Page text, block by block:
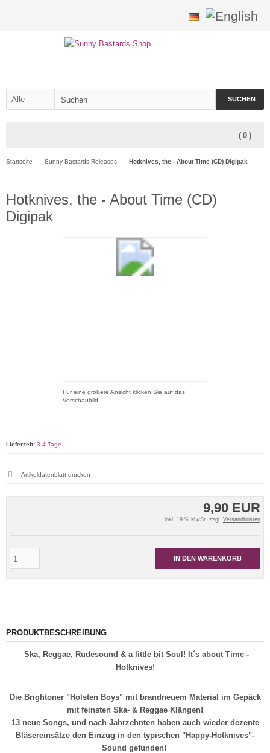
SUCHEN
( 0 )
Startseite Sunny Bastards Releases Hotknives, the - About Time (CD) Digipak
Hotknives, the - About Time (CD)
Digipak
Für eine größere Ansicht klicken Sie auf das
Vorschaubild
9,90 EUR
inkl. 19 % MwSt. zzgl. Versandkosten
IN DEN WARENKORB
Lieferzeit: 3-4 Tage
Artikeldatenblatt drucken
PRODUKTBESCHREIBUNG
Ska, Reggae, Rudesound & a little bit Soul! It´s about Time -
Hotknives!
Die Brightoner "Holsten Boys" mit brandneuem Material im Gepäck
mit feinsten Ska- & Reggae Klängen!
13 neue Songs, und nach Jahrzehnten haben auch wieder dezente
Bläsereinsätze den Einzug in den typischen "Happy-Hotknives"-
Sound gefunden!